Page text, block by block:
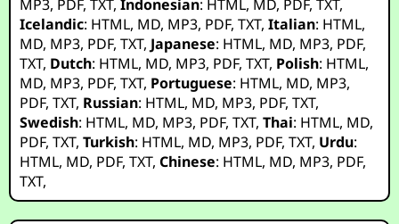
MP3, PDF,TXT,Indonesian: HTML, MD, PDF,TXT,
Icelandic: HTML, MD, MP3, PDF,TXT,Italian: HTML,
MD, MP3, PDF,TXT, Japanese: HTML, MD, MP3, PDF,
TXT, Dutch: HTML, MD, MP3, PDF,TXT, Polish: HTML,
MD, MP3, PDF,TXT, Portuguese: HTML, MD, MP3,
PDF,TXT, Russian: HTML, MD, MP3, PDF,TXT,
Swedish: HTML, MD, MP3, PDF,TXT,Thai: HTML, MD,
PDF,TXT,Turkish: HTML, MD, MP3, PDF,TXT, Urdu:
HTML, MD, PDF,TXT,Chinese: HTML, MD, MP3, PDF,
TXT,